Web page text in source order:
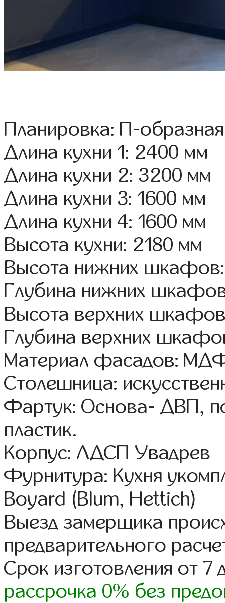
Планировка: П-образная
Длина кухни 1: 2400 мм
Длина кухни 2: 3200 мм
Длина кухни 3: 1600 мм
Длина кухни 4: 1600 мм
Высота кухни: 2180 мм
Высота нижних
Глубина нижних
Высота верхних
Глубина верхних
Материал фасадов:
Столешница:
Фартук: Основа- ДВП,
пластик.
Корпус: ЛДСП Увадрев
Фурнитура: Кухня
Boyard (Blum, Hettich)
Выезд замерщика
предварительного
Срок изготовления от 7
рассрочка 0% без